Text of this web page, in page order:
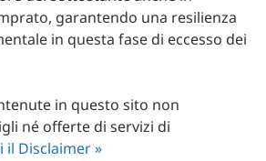
garantendo una resilienza
in questa fase di eccesso dei
in questo sito non
né offerte di servizi di
il Disclaimer »